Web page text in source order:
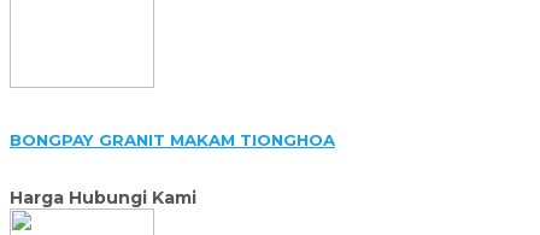
BONGPAY GRANIT MAKAM TIONGHOA
Harga Hubungi Kami